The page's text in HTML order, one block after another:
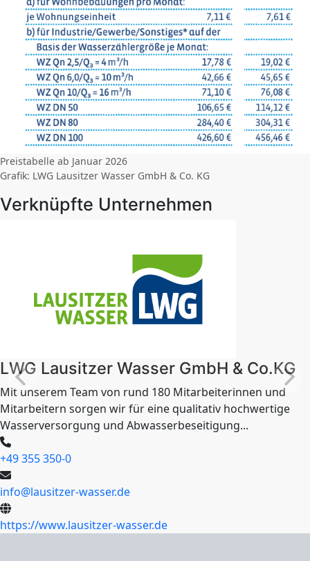
Preistabelle ab Januar 2026
Grafik: LWG Lausitzer Wasser GmbH & Co. KG
Verknüpfte Unternehmen
LWG Lausitzer Wasser GmbH & Co.KG
Mit unserem Team von rund 180 Mitarbeiterinnen und
Mitarbeitern sorgen wir für eine qualitativ hochwertige
Wasserversorgung und Abwasserbeseitigung...
+49 355 350-0
info@lausitzer-wasser.de
https://www.lausitzer-wasser.de